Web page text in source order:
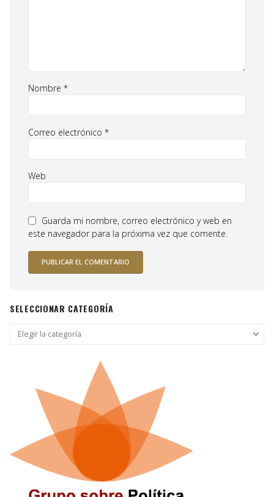
Nombre *
Correo electrónico *
Web
Guarda mi nombre, correo electrónico y web en
este navegador para la próxima vez que comente.
SELECCIONAR CATEGORÍA
Seleccionar
categoría